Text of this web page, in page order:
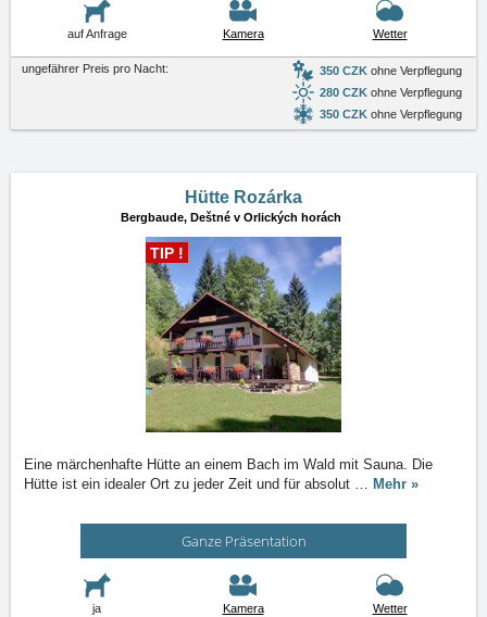
auf Anfrage Kamera Wetter
ungefährer Preis pro Nacht: 350 CZK ohne Verpflegung
280 CZK ohne Verpflegung
350 CZK ohne Verpflegung
Hütte Rozárka
Bergbaude, Deštné v Orlických horách
TIP !
Eine märchenhafte Hütte an einem Bach im Wald mit Sauna. Die
Hütte ist ein idealer Ort zu jeder Zeit und für absolut … Mehr »
Ganze Präsentation
ja Kamera Wetter